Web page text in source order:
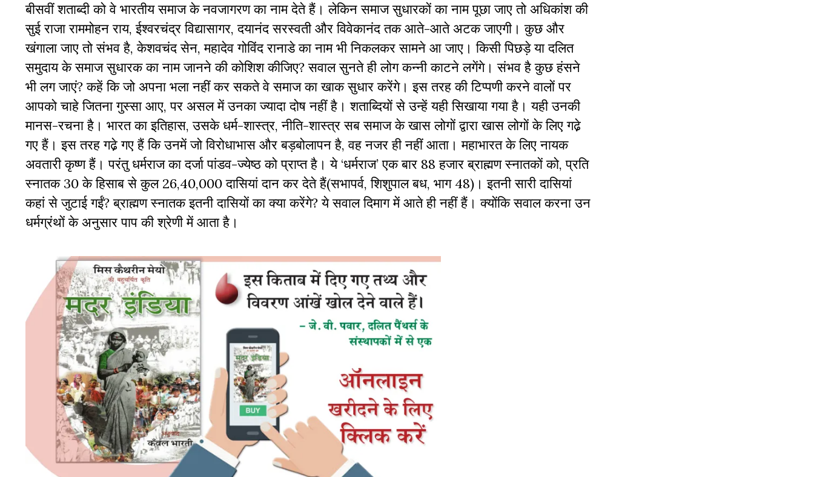
बीसवीं शताब्दी को वे भारतीय समाज के नवजागरण का नाम देते हैं। लेकिन समाज सुधारकों का नाम पूछा जाए तो अधिकांश की
सुई राजा राममोहन राय, ईश्वरचंद्र विद्यासागर, दयानंद सरस्वती और विवेकानंद तक आते-आते अटक जाएगी। कुछ और
खंगाला जाए तो संभव है, केशवचंद सेन, महादेव गोविंद रानाडे का नाम भी निकलकर सामने आ जाए। किसी पिछड़े या दलित
समुदाय के समाज सुधारक का नाम जानने की कोशिश कीजिए? सवाल सुनते ही लोग कन्नी काटने लगेंगे। संभव है कुछ हंसने
भी लग जाएं? कहें कि जो अपना भला नहीं कर सकते वे समाज का खाक सुधार करेंगे। इस तरह की टिप्पणी करने वालों पर
आपको चाहे जितना गुस्सा आए, पर असल में उनका ज्यादा दोष नहीं है। शताब्दियों से उन्हें यही सिखाया गया है। यही उनकी
मानस-रचना है। भारत का इतिहास, उसके धर्म-शास्त्र, नीति-शास्त्र सब समाज के खास लोगों द्वारा खास लोगों के लिए गढे़
गए हैं। इस तरह गढे़ गए हैं कि उनमें जो विरोधाभास और बड़बोलापन है, वह नजर ही नहीं आता। महाभारत के लिए नायक
अवतारी कृष्ण हैं। परंतु धर्मराज का दर्जा पांडव-ज्येष्ठ को प्राप्त है। ये ‘धर्मराज’ एक बार 88 हजार ब्राह्मण स्नातकों को, प्रति
स्नातक 30 के हिसाब से कुल 26,40,000 दासियां दान कर देते हैं(सभापर्व, शिशुपाल बध, भाग 48)। इतनी सारी दासियां
कहां से जुटाई गईं? ब्राह्मण स्नातक इतनी दासियों का क्या करेंगे? ये सवाल दिमाग में आते ही नहीं हैं। क्योंकि सवाल करना उन
धर्मग्रंथों के अनुसार पाप की श्रेणी में आता है।